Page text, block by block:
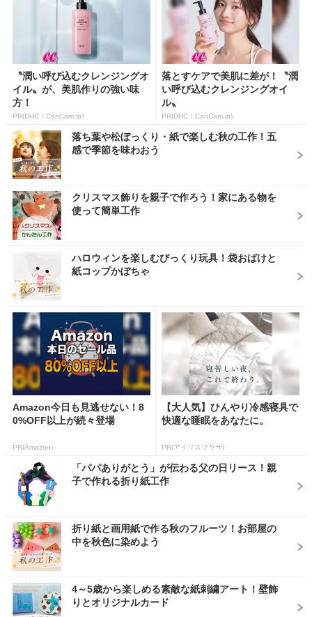
〝潤い呼び込むクレンジングオ
イル〟が、美肌作りの強い味
方！
PR(DHC｜CanCam.jp)
落とすケアで美肌に差が！〝潤
い呼び込むクレンジングオイ
ル〟
PR(DHC｜CanCam.jp)
落ち葉や松ぼっくり・紙で楽しむ秋の工作！五
感で季節を味わおう
クリスマス飾りを親子で作ろう！家にある物を
使って簡単工作
ハロウィンを楽しむびっくり玩具！袋おばけと
紙コップかぼちゃ
Amazon今日も見逃せない！8
0%OFF以上が続々登場
PR(Amazon)
【大人気】ひんやり冷感寝具で
快適な睡眠をあなたに。
PR(アイリスプラザ)
「パパありがとう」が伝わる父の日リース！親
子で作れる折り紙工作
折り紙と画用紙で作る秋のフルーツ！お部屋の
中を秋色に染めよう
4～5歳から楽しめる素敵な紙刺繍アート！壁飾
りとオリジナルカード